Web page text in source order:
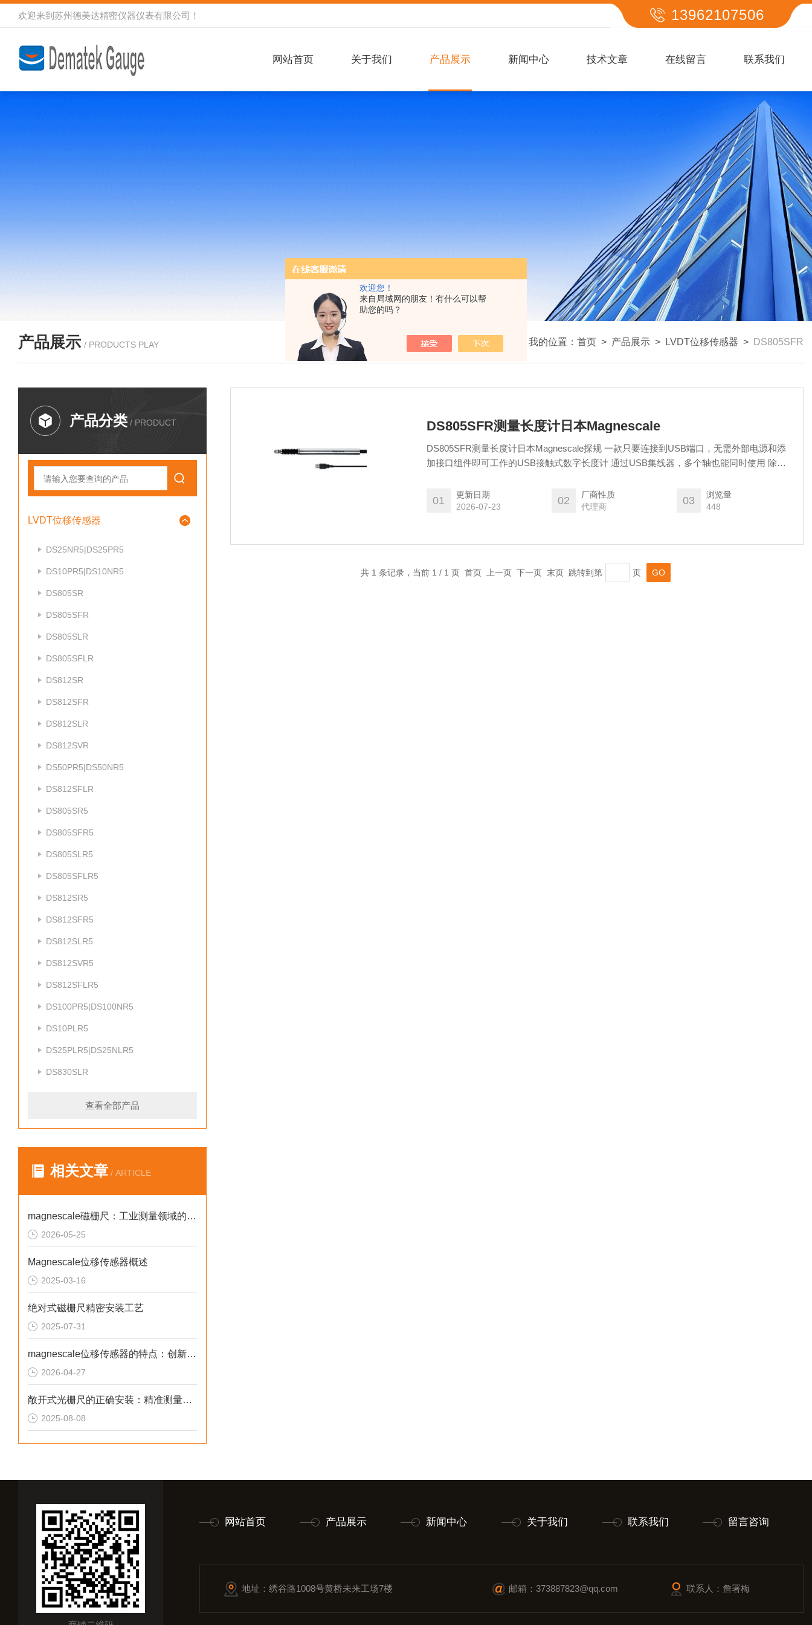
欢迎您！
来自局域网的朋友！有什么可以帮
助您的吗？
欢迎来到 苏州德美达精密仪器仪表有限公司 ！ 13962107506
网站首页 关于我们 产品展示 新闻中心 技术文章 在线留言 联系我们
产品展示 / PRODUCTS PLAY 我的位置： 首页 > 产品展示 > LVDT位移传感器 > DS805SFR
产品分类 / PRODUCT
LVDT位移传感器
DS25NR5|DS25PR5
DS10PR5|DS10NR5
DS805SR
DS805SFR
DS805SLR
DS805SFLR
DS812SR
DS812SFR
DS812SLR
DS812SVR
DS50PR5|DS50NR5
DS812SFLR
DS805SR5
DS805SFR5
DS805SLR5
DS805SFLR5
DS812SR5
DS812SFR5
DS812SLR5
DS812SVR5
DS812SFLR5
DS100PR5|DS100NR5
DS10PLR5
DS25PLR5|DS25NLR5
DS830SLR
查看全部产品
相关文章 / ARTICLE
magnescale磁栅尺：工业测量领域的“环境适应者”
2026-05-25
Magnescale位移传感器概述
2025-03-16
绝对式磁栅尺精密安装工艺
2025-07-31
magnescale位移传感器的特点：创新与可靠性的结合
2026-04-27
敞开式光栅尺的正确安装：精准测量的关键步骤
2025-08-08
DS805SFR测量长度计日本Magnescale
DS805SFR测量长度计日本Magnescale探规 一款只要连接到USB端口，无需外部电源和添
加接口组件即可工作的USB接触式数字长度计 通过USB集线器，多个轴也能同时使用 除带
实现了0.1/181;m的zui大分辨率和181;m的精度，采用高耐用性的机械结构，实现了3.2 亿次
或更多次的滑动次数
01
更新日期
2026-07-23
02
厂商性质
代理商
03
浏览量
448
共 1 条记录，当前 1 / 1 页 首页 上一页 下一页 末页 跳转到第 页
网站首页 产品展示 新闻中心 关于我们 联系我们 留言咨询
地址：绣谷路1008号黄桥未来工场7楼 邮箱：373887823@qq.com 联系人：詹署梅